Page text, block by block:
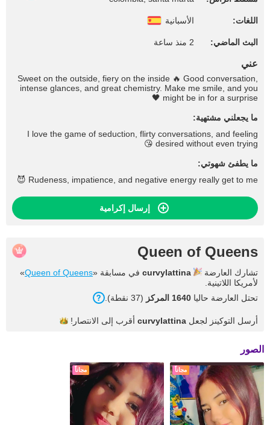
اللغات: الأسبانية
البث الماضي: 2 منذ ساعة
عني
Sweet on the outside, fiery on the inside 🔥 Good conversation,
intense glances, and great chemistry. Make me smile, and you
might be in for a surprise 🖤
ما يجعلني مشتهية:
I love the game of seduction, flirty conversations, and feeling
desired without even trying 😘
ما يطفئ شهوتي:
Rudeness, impatience, and negative energy really get to me 😈
إرسال إكرامية
Queen of Queens
تشارك العارضة curvylattina في مسابقة «Queen of Queens
»
لأمريكا اللاتينية.
تحتل العارضة حاليا 1640 المركز (37 نقطة).
أرسل التوكينز لجعل curvylattina أقرب إلى الانتصار!
الصور
مجاناً مجاناً